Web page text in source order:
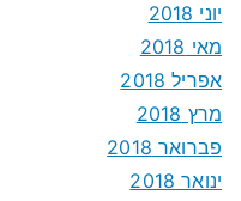
יוני 2018
מאי 2018
אפריל 2018
מרץ 2018
פברואר 2018
ינואר 2018